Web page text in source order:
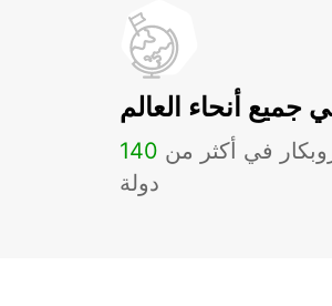
جميع أنحاء العالم
في أكثر من 140
دولة